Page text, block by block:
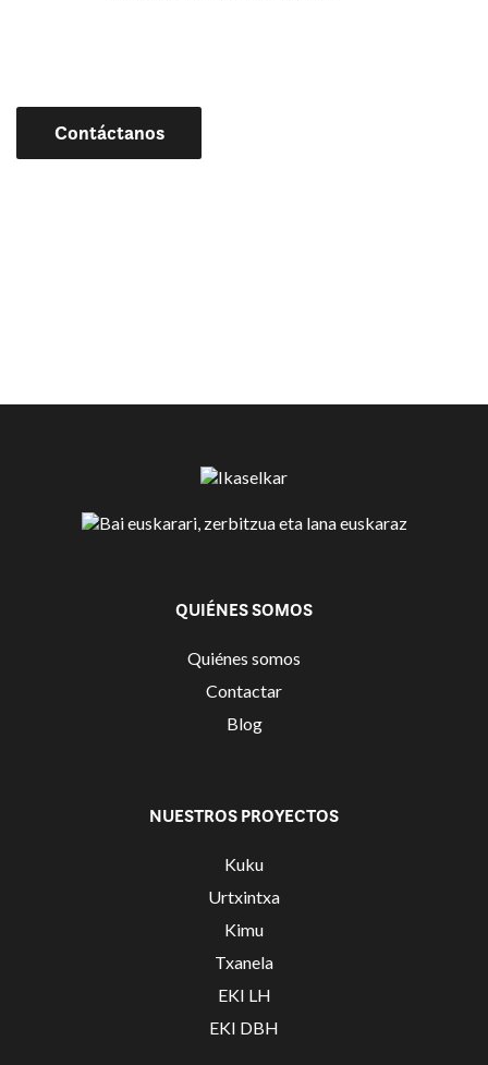
Contáctanos
QUIÉNES SOMOS
Quiénes somos
Contactar
Blog
NUESTROS PROYECTOS
Kuku
Urtxintxa
Kimu
Txanela
EKI LH
EKI DBH